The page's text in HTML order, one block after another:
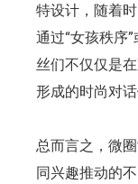
特设计，随着
通过“女孩秩序
丝们不仅仅是
形成的时尚对话
总而言之，微
同兴趣推动的